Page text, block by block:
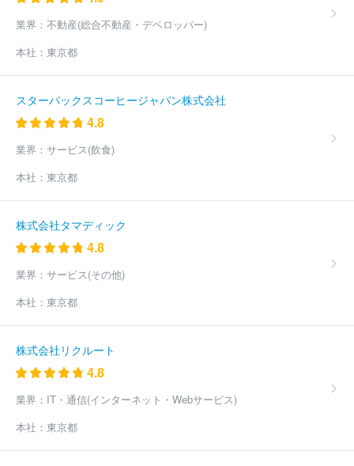
株式会社システムリサーチ
業界： 不動産(総合不動産・デベロッパー)
本社： 東京都
スターバックスコーヒージャパン株式会社
4.8
業界： サービス(飲食)
本社： 東京都
株式会社タマディック
4.8
業界： サービス(その他)
本社： 東京都
株式会社リクルート
4.8
業界： IT・通信(インターネット・Webサービス)
本社： 東京都